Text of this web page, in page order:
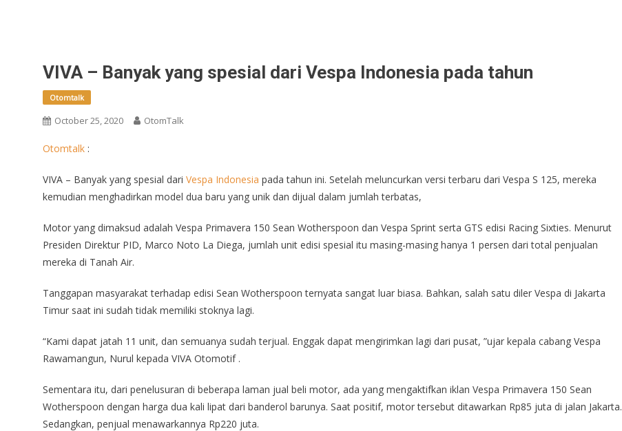
VIVA – Banyak yang spesial dari Vespa Indonesia pada tahun
Otomtalk
October 25, 2020 OtomTalk
Otomtalk :
VIVA – Banyak yang spesial dari Vespa Indonesia pada tahun ini. Setelah meluncurkan versi terbaru dari Vespa S 125, mereka
kemudian menghadirkan model dua baru yang unik dan dijual dalam jumlah terbatas,
Motor yang dimaksud adalah Vespa Primavera 150 Sean Wotherspoon dan Vespa Sprint serta GTS edisi Racing Sixties. Menurut
Presiden Direktur PID, Marco Noto La Diega, jumlah unit edisi spesial itu masing-masing hanya 1 persen dari total penjualan
mereka di Tanah Air.
Tanggapan masyarakat terhadap edisi Sean Wotherspoon ternyata sangat luar biasa. Bahkan, salah satu diler Vespa di Jakarta
Timur saat ini sudah tidak memiliki stoknya lagi.
“Kami dapat jatah 11 unit, dan semuanya sudah terjual. Enggak dapat mengirimkan lagi dari pusat, ”ujar kepala cabang Vespa
Rawamangun, Nurul kepada VIVA Otomotif .
Sementara itu, dari penelusuran di beberapa laman jual beli motor, ada yang mengaktifkan iklan Vespa Primavera 150 Sean
Wotherspoon dengan harga dua kali lipat dari banderol barunya. Saat positif, motor tersebut ditawarkan Rp85 juta di jalan Jakarta.
Sedangkan, penjual menawarkannya Rp220 juta.